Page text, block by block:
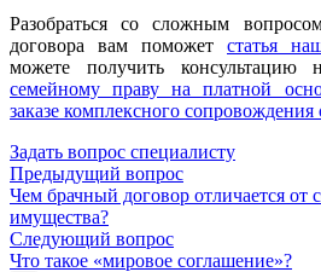
Разобраться со сложным
договора вам поможет статья
можете получить консультацию
семейному праву на платной
заказе комплексного
Задать вопрос специалисту
Предыдущий вопрос
Чем брачный договор отличается от
имущества?
Следующий вопрос
Что такое «мировое соглашение»?